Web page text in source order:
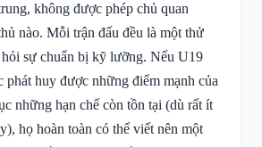
không được phép chủ quan
nào. Mỗi trận đấu đều là một thử
sự chuẩn bị kỹ lưỡng. Nếu U19
phát huy được những điểm mạnh của
những hạn chế còn tồn tại (dù rất ít
họ hoàn toàn có thể viết nên một